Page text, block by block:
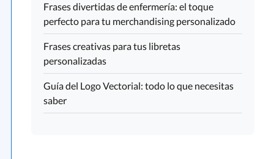
Frases divertidas de enfermería: el toque
perfecto para tu merchandising personalizado
Frases creativas para tus libretas
personalizadas
Guía del Logo Vectorial: todo lo que necesitas
saber